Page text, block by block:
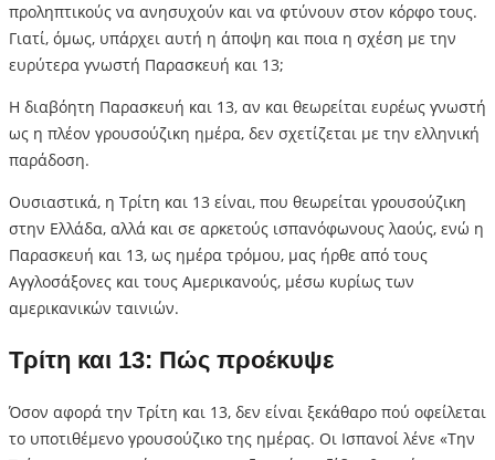
προληπτικούς να ανησυχούν και να φτύνουν στον κόρφο τους.
Γιατί, όμως, υπάρχει αυτή η άποψη και ποια η σχέση με την
ευρύτερα γνωστή Παρασκευή και 13;
Η διαβόητη Παρασκευή και 13, αν και θεωρείται ευρέως γνωστή
ως η πλέον γρουσούζικη ημέρα, δεν σχετίζεται με την ελληνική
παράδοση.
Ουσιαστικά, η Τρίτη και 13 είναι, που θεωρείται γρουσούζικη
στην Ελλάδα, αλλά και σε αρκετούς ισπανόφωνους λαούς, ενώ η
Παρασκευή και 13, ως ημέρα τρόμου, μας ήρθε από τους
Αγγλοσάξονες και τους Αμερικανούς, μέσω κυρίως των
αμερικανικών ταινιών.
Τρίτη και 13: Πώς προέκυψε
Όσον αφορά την Τρίτη και 13, δεν είναι ξεκάθαρο πού οφείλεται
το υποτιθέμενο γρουσούζικο της ημέρας. Οι Ισπανοί λένε «Την